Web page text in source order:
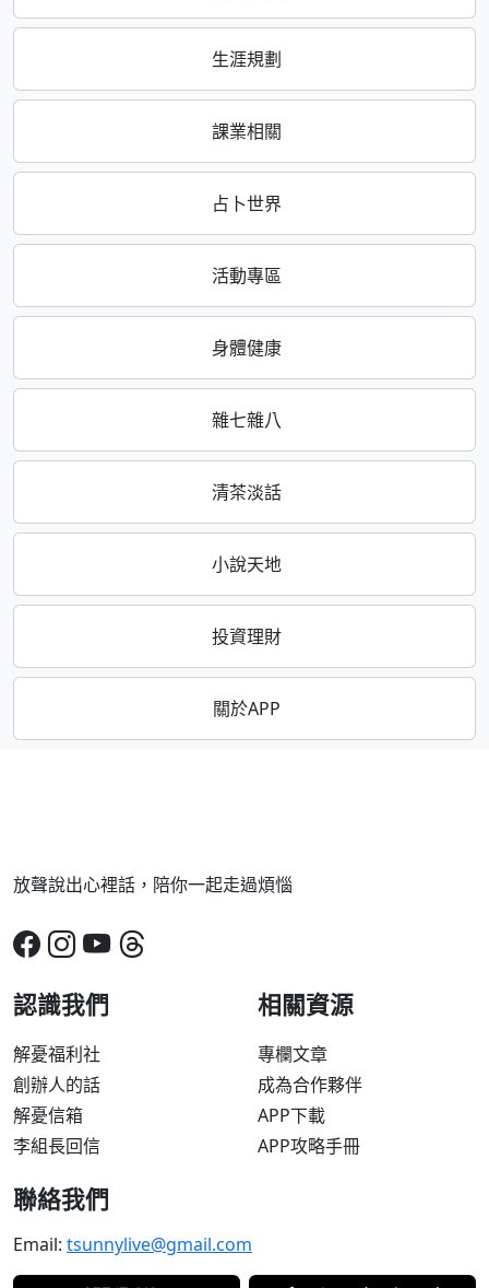
生涯規劃
課業相關
占卜世界
活動專區
身體健康
雜七雜八
清茶淡話
小說天地
投資理財
關於APP
放聲說出心裡話，陪你一起走過煩惱
認識我們
解憂福利社
創辦人的話
解憂信箱
李組長回信
相關資源
專欄文章
成為合作夥伴
APP下載
APP攻略手冊
聯絡我們
Email: tsunnylive@gmail.com